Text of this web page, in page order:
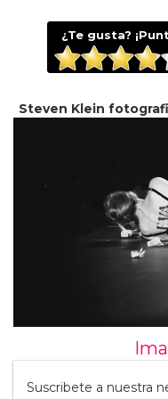
¿Te gusta?
Steven Klein
Suscribete a nuestra